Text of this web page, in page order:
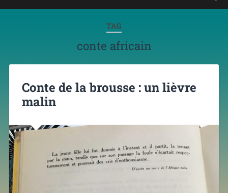
TAG
conte africain
Conte de la brousse : un lièvre
malin